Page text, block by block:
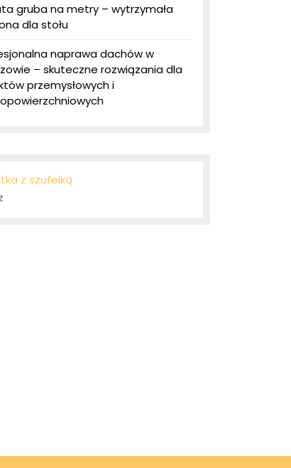
gruba na metry – wytrzymała
dla stołu
naprawa dachów w
– skuteczne rozwiązania dla
przemysłowych i
z szufelką